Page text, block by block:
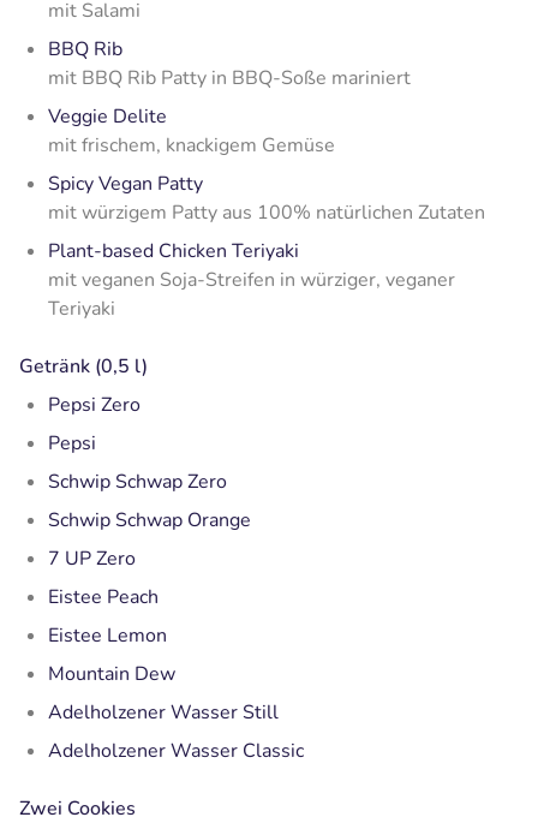
mit Salami
BBQ Rib
mit BBQ Rib Patty in BBQ-Soße mariniert
Veggie Delite
mit frischem, knackigem Gemüse
Spicy Vegan Patty
mit würzigem Patty aus 100% natürlichen Zutaten
Plant-based Chicken Teriyaki
mit veganen Soja-Streifen in würziger, veganer
Teriyaki
Getränk (0,5 l)
Pepsi Zero
Pepsi
Schwip Schwap Zero
Schwip Schwap Orange
7 UP Zero
Eistee Peach
Eistee Lemon
Mountain Dew
Adelholzener Wasser Still
Adelholzener Wasser Classic
Zwei Cookies